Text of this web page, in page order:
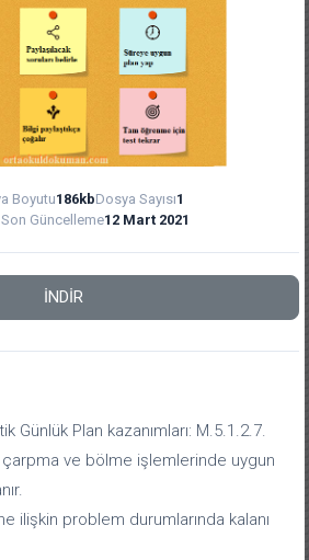
Boyutu186kbDosya Sayısı1
Son Güncelleme12 Mart 2021
İNDİR
Günlük Plan kazanımları: M.5.1.2.7.
çarpma ve bölme işlemlerinde uygun
ilişkin problem durumlarında kalanı